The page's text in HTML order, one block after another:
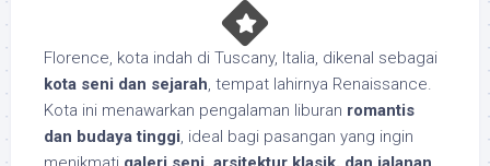
Florence, kota indah di Tuscany, Italia, dikenal sebagai
kota seni dan sejarah, tempat lahirnya Renaissance.
Kota ini menawarkan pengalaman liburan romantis
dan budaya tinggi, ideal bagi pasangan yang ingin